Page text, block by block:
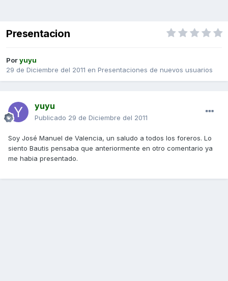
Presentacion
Poryuyu
29 de Diciembre del 2011 en Presentaciones de nuevos usuarios
yuyu
Publicado 29 de Diciembre del 2011
Soy José Manuel de Valencia, un saludo a todos los foreros. Lo
siento Bautis pensaba que anteriormente en otro comentario ya
me habia presentado.